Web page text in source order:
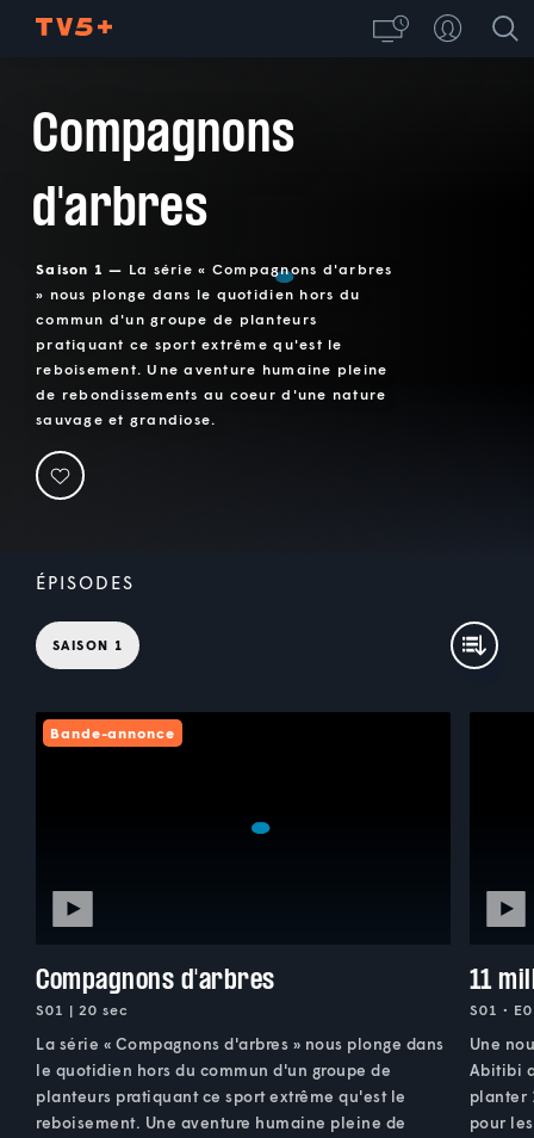
Compagnons
d'arbres
Saison 1 — La série « Compagnons d'arbres
» nous plonge dans le quotidien hors du
commun d'un groupe de planteurs
pratiquant ce sport extrême qu'est le
reboisement. Une aventure humaine pleine
de rebondissements au coeur d'une nature
sauvage et grandiose.
ÉPISODES
SAISON 1
Bande-annonce
Compagnons d'arbres
S01 | 20 sec
La série « Compagnons d'arbres » nous plonge dans
le quotidien hors du commun d'un groupe de
planteurs pratiquant ce sport extrême qu'est le
reboisement. Une aventure humaine pleine de
11
S01 •
Une
Abitibi
planter
pour